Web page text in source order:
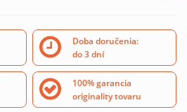
Doba doručenia:
do 3 dní
100% garancia
originality tovaru